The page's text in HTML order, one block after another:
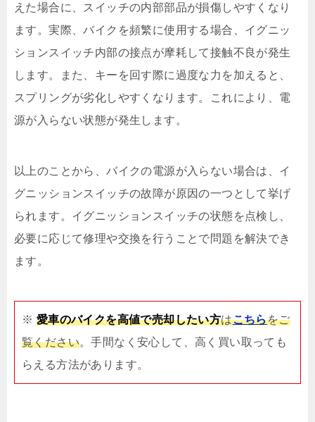
えた場合に、スイッチの内部部品が損傷しやすくなり
ます。実際、バイクを頻繁に使用する場合、イグニッ
ションスイッチ内部の接点が摩耗して接触不良が発生
します。また、キーを回す際に過度な力を加えると、
スプリングが劣化しやすくなります。これにより、電
源が入らない状態が発生します。
以上のことから、バイクの電源が入らない場合は、イ
グニッションスイッチの故障が原因の一つとして挙げ
られます。イグニッションスイッチの状態を点検し、
必要に応じて修理や交換を行うことで問題を解決でき
ます。
※ 愛車のバイクを高値で売却したい方はこちらをご
覧ください。手間なく安心して、高く買い取っても
らえる方法があります。